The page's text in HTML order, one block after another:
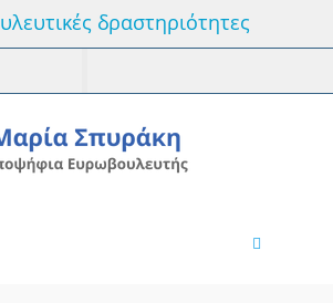
δραστηριότητες